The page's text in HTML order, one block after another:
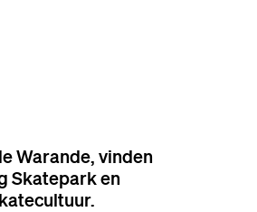
Warande, vinden
Skatepark en